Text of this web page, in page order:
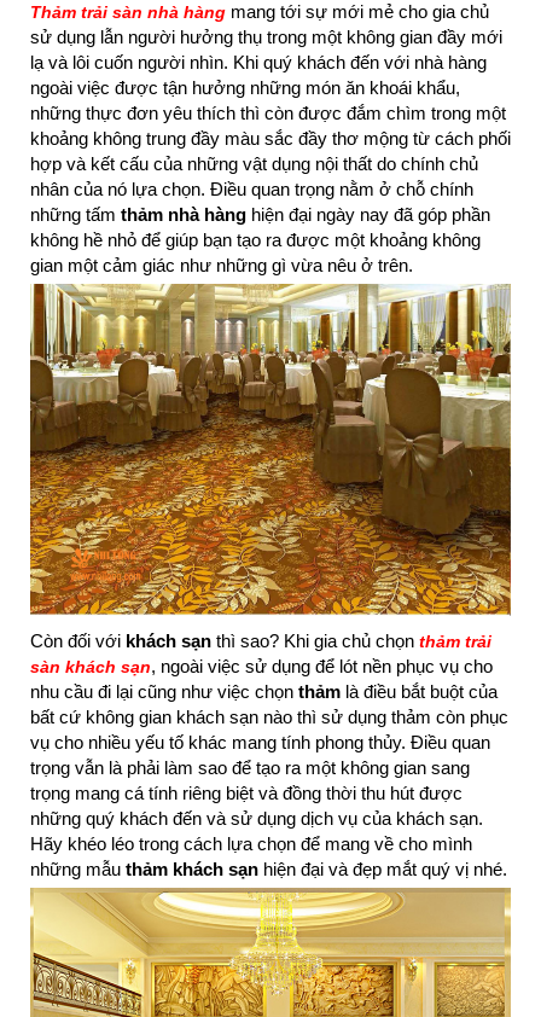
Thảm trải sàn nhà hàng mang tới sự mới mẻ cho gia chủ
sử dụng lẫn người hưởng thụ trong một không gian đầy mới
lạ và lôi cuốn người nhìn. Khi quý khách đến với nhà hàng
ngoài việc được tận hưởng những món ăn khoái khẩu,
những thực đơn yêu thích thì còn được đắm chìm trong một
khoảng không trung đầy màu sắc đầy thơ mộng từ cách phối
hợp và kết cấu của những vật dụng nội thất do chính chủ
nhân của nó lựa chọn. Điều quan trọng nằm ở chỗ chính
những tấm thảm nhà hàng hiện đại ngày nay đã góp phần
không hề nhỏ để giúp bạn tạo ra được một khoảng không
gian một cảm giác như những gì vừa nêu ở trên.
Còn đối với khách sạn thì sao? Khi gia chủ chọn thảm trải
sàn khách sạn, ngoài việc sử dụng để lót nền phục vụ cho
nhu cầu đi lại cũng như việc chọn thảm là điều bắt buột của
bất cứ không gian khách sạn nào thì sử dụng thảm còn phục
vụ cho nhiều yếu tố khác mang tính phong thủy. Điều quan
trọng vẫn là phải làm sao để tạo ra một không gian sang
trọng mang cá tính riêng biệt và đồng thời thu hút được
những quý khách đến và sử dụng dịch vụ của khách sạn.
Hãy khéo léo trong cách lựa chọn để mang về cho mình
những mẫu thảm khách sạn hiện đại và đẹp mắt quý vị nhé.